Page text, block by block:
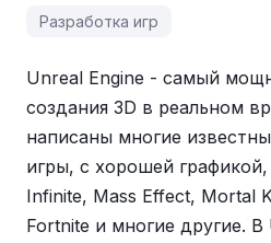
Разработка игр
Unreal Engine - самый
создания 3D в реальном
написаны многие
игры, с хорошей графикой,
Infinite, Mass Effect, Mortal
Fortnite и многие другие. В